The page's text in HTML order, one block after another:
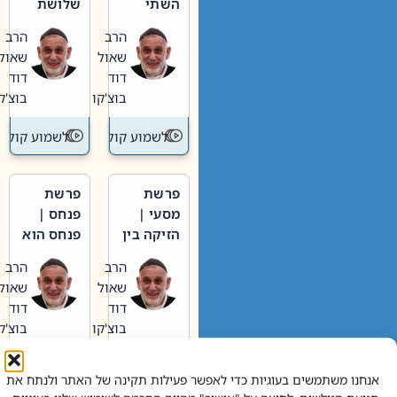
אנחנו משתמשים בעוגיות כדי לאפשר פעילות תקינה של האתר ולנתח את
וערב של
חיינו
הרב
שאול
דוד
בוצ'קו
לשמוע קול תורה – מדרש
האבות
הרב
שאול
דוד
בוצ'קו
לשמוע קול
פרשת
מסעי |
הזיקה בין
הגדול לעם הרב
שאול
דוד
בוצ'קו
לשמוע קול תורה – מדרש
פרשת
פנחס |
פנחס הוא
אליהו: בין
קנאות
הורסת
לקנאות
בונה
הרב
שאול
דוד
בוצ'קו
לשמוע קול